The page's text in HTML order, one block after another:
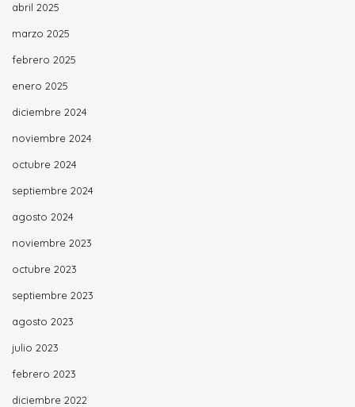
abril 2025
marzo 2025
febrero 2025
enero 2025
diciembre 2024
noviembre 2024
octubre 2024
septiembre 2024
agosto 2024
noviembre 2023
octubre 2023
septiembre 2023
agosto 2023
julio 2023
febrero 2023
diciembre 2022